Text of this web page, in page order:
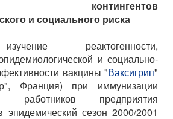
контингентов
и социального риска
реактогенности,
и социально-
вакцины "Ваксигрип"
Франция) при иммунизации
предприятия
эпидемический сезон 2000/2001